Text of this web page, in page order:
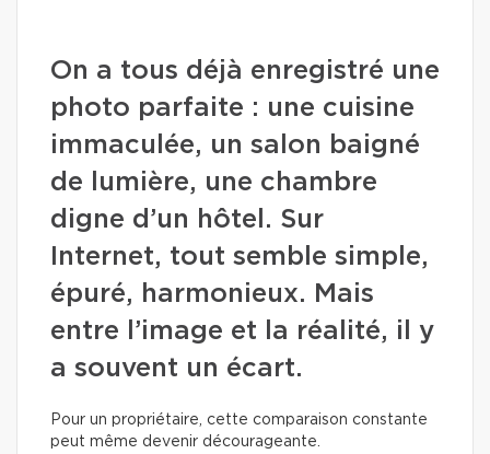
On a tous déjà enregistré une
photo parfaite : une cuisine
immaculée, un salon baigné
de lumière, une chambre
digne d’un hôtel. Sur
Internet, tout semble simple,
épuré, harmonieux. Mais
entre l’image et la réalité, il y
a souvent un écart.
Pour un propriétaire, cette comparaison constante
peut même devenir décourageante.